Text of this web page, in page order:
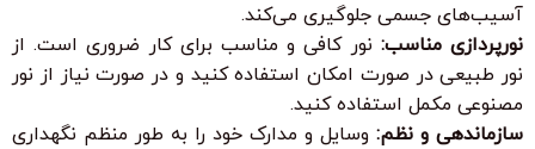
آسیب‌های جسمی جلوگیری می‌کند.
نورپردازی مناسب: نور کافی و مناسب برای کار ضروری است. از
نور طبیعی در صورت امکان استفاده کنید و در صورت نیاز از نور
مصنوعی مکمل استفاده کنید.
سازماندهی و نظم: وسایل و مدارک خود را به طور منظم نگهداری